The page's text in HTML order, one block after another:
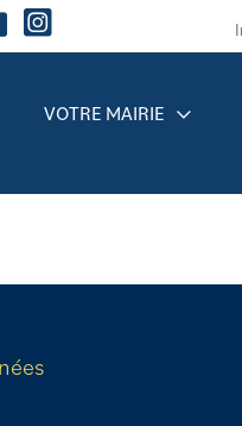
VOTRE MAIRIE